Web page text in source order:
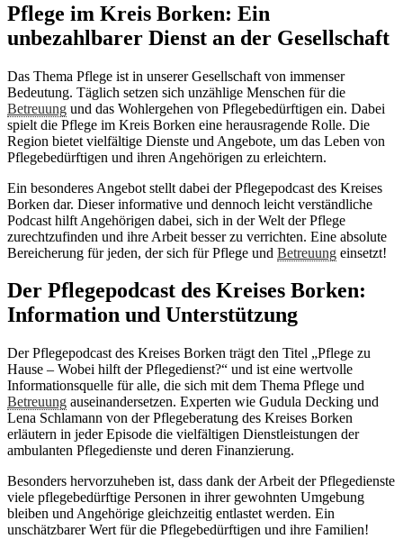
Pflege im Kreis Borken: Ein
unbezahlbarer Dienst an der Gesellschaft
Das Thema Pflege ist in unserer Gesellschaft von immenser
Bedeutung. Täglich setzen sich unzählige Menschen für die
Betreuung und das Wohlergehen von Pflegebedürftigen ein. Dabei
spielt die Pflege im Kreis Borken eine herausragende Rolle. Die
Region bietet vielfältige Dienste und Angebote, um das Leben von
Pflegebedürftigen und ihren Angehörigen zu erleichtern.
Ein besonderes Angebot stellt dabei der Pflegepodcast des Kreises
Borken dar. Dieser informative und dennoch leicht verständliche
Podcast hilft Angehörigen dabei, sich in der Welt der Pflege
zurechtzufinden und ihre Arbeit besser zu verrichten. Eine absolute
Bereicherung für jeden, der sich für Pflege und Betreuung einsetzt!
Der Pflegepodcast des Kreises Borken:
Information und Unterstützung
Der Pflegepodcast des Kreises Borken trägt den Titel „Pflege zu
Hause – Wobei hilft der Pflegedienst?“ und ist eine wertvolle
Informationsquelle für alle, die sich mit dem Thema Pflege und
Betreuung auseinandersetzen. Experten wie Gudula Decking und
Lena Schlamann von der Pflegeberatung des Kreises Borken
erläutern in jeder Episode die vielfältigen Dienstleistungen der
ambulanten Pflegedienste und deren Finanzierung.
Besonders hervorzuheben ist, dass dank der Arbeit der Pflegedienste
viele pflegebedürftige Personen in ihrer gewohnten Umgebung
bleiben und Angehörige gleichzeitig entlastet werden. Ein
unschätzbarer Wert für die Pflegebedürftigen und ihre Familien!